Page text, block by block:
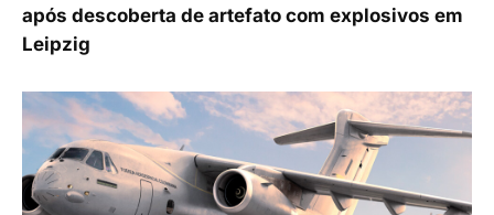
após descoberta de artefato com explosivos em
Leipzig